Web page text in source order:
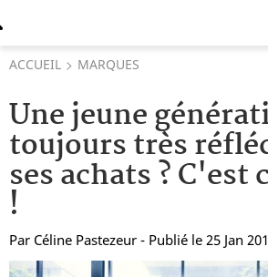
ACCUEIL MARQUES
Une jeune
toujours très
ses achats ?
!
Par Céline Pastezeur - Publié le 25 Jan